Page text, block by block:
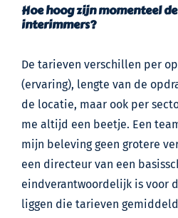
Hoe hoog zijn momenteel
interimmers?
De tarieven verschillen per
(ervaring), lengte van de
de locatie, maar ook per
me altijd een beetje. Een
mijn beleving geen grotere
een directeur van een
eindverantwoordelijk is voor
liggen die tarieven